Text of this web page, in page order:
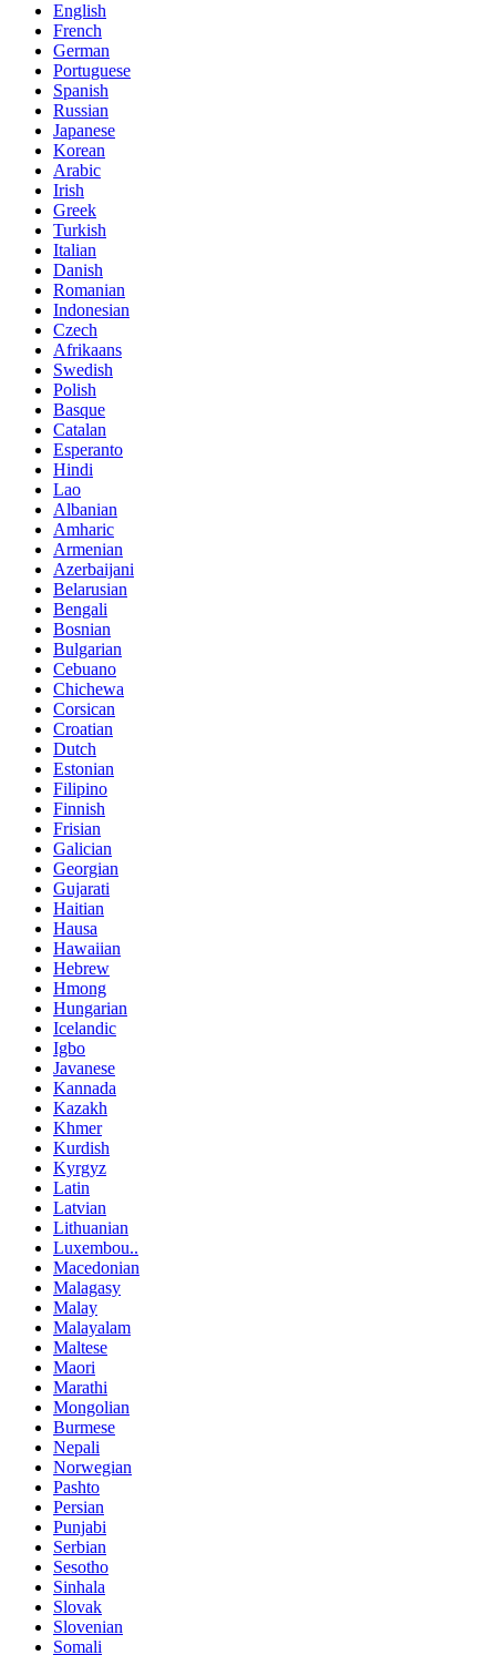
English
French
German
Portuguese
Spanish
Russian
Japanese
Korean
Arabic
Irish
Greek
Turkish
Italian
Danish
Romanian
Indonesian
Czech
Afrikaans
Swedish
Polish
Basque
Catalan
Esperanto
Hindi
Lao
Albanian
Amharic
Armenian
Azerbaijani
Belarusian
Bengali
Bosnian
Bulgarian
Cebuano
Chichewa
Corsican
Croatian
Dutch
Estonian
Filipino
Finnish
Frisian
Galician
Georgian
Gujarati
Haitian
Hausa
Hawaiian
Hebrew
Hmong
Hungarian
Icelandic
Igbo
Javanese
Kannada
Kazakh
Khmer
Kurdish
Kyrgyz
Latin
Latvian
Lithuanian
Luxembou..
Macedonian
Malagasy
Malay
Malayalam
Maltese
Maori
Marathi
Mongolian
Burmese
Nepali
Norwegian
Pashto
Persian
Punjabi
Serbian
Sesotho
Sinhala
Slovak
Slovenian
Somali